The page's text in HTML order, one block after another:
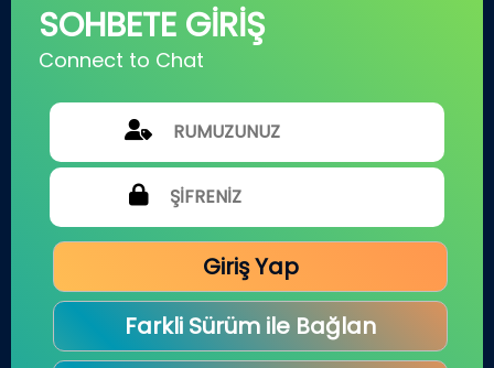
SOHBETE GİRİŞ
Connect to Chat
Giriş Yap
Farkli Sürüm ile Bağlan